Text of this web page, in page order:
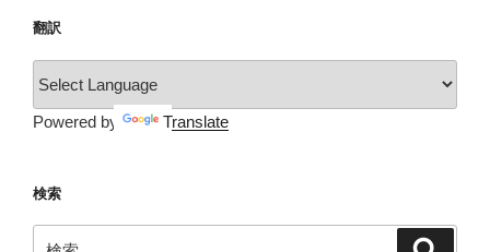
翻訳
Powered by Translate
検索